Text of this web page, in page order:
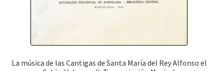
La música de las Cantigas de Santa María del Rey Alfonso el